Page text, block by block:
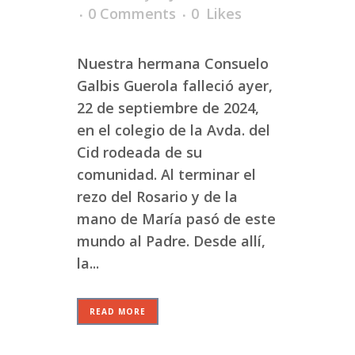
0 Comments
0 Likes
Nuestra hermana Consuelo
Galbis Guerola falleció ayer,
22 de septiembre de 2024,
en el colegio de la Avda. del
Cid rodeada de su
comunidad. Al terminar el
rezo del Rosario y de la
mano de María pasó de este
mundo al Padre. Desde allí,
la...
READ MORE